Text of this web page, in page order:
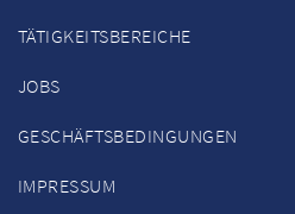
TÄTIGKEITSBEREICHE
JOBS
GESCHÄFTSBEDINGUNGEN
IMPRESSUM